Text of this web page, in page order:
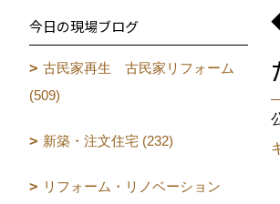
今日の現場ブログ
古民家再生 古民家リフォーム
(509)
新築・注文住宅 (232)
リフォーム・リノベーション